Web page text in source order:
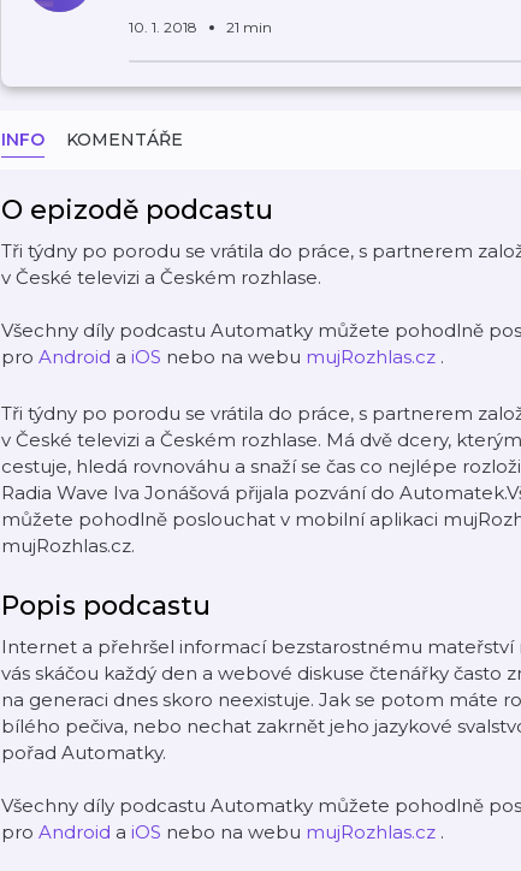
10. 1. 2018 21 min
INFO KOMENTÁŘE
O epizodě podcastu
Tři týdny po porodu se vrátila do práce, s partnerem
v České televizi a Českém rozhlase.
Všechny díly podcastu Automatky můžete pohodlně
pro Android a iOS nebo na webu mujRozhlas.cz .
Tři týdny po porodu se vrátila do práce, s partnerem
v České televizi a Českém rozhlase. Má dvě dcery,
cestuje, hledá rovnováhu a snaží se čas co nejlépe
Radia Wave Iva Jonášová přijala pozvání do
můžete pohodlně poslouchat v mobilní aplikaci
mujRozhlas.cz.
Popis podcastu
Internet a přehršel informací bezstarostnému mateřství
vás skáčou každý den a webové diskuse čtenářky často
na generaci dnes skoro neexistuje. Jak se potom máte
bílého pečiva, nebo nechat zakrnět jeho jazykové
pořad Automatky.
Všechny díly podcastu Automatky můžete pohodlně
pro Android a iOS nebo na webu mujRozhlas.cz .